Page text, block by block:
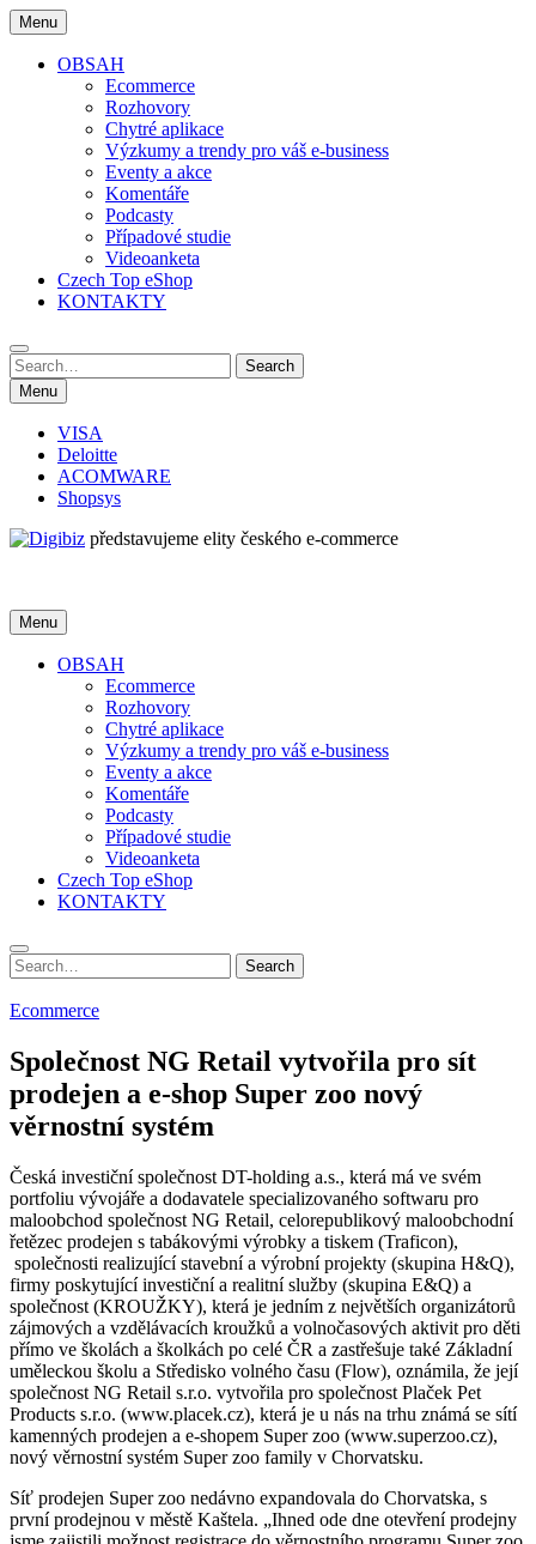
Skip
to
content
Menu
OBSAH
Ecommerce
Rozhovory
Chytré aplikace
Výzkumy a trendy pro váš e-business
Eventy a akce
Komentáře
Podcasty
Případové studie
Videoanketa
Czech Top eShop
KONTAKTY
Search
for:
Search
Menu
VISA
Deloitte
ACOMWARE
Shopsys
představujeme elity českého e-commerce
Menu
OBSAH
Ecommerce
Rozhovory
Chytré aplikace
Výzkumy a trendy pro váš e-business
Eventy a akce
Komentáře
Podcasty
Případové studie
Videoanketa
Czech Top eShop
KONTAKTY
Search
for:
Search
Ecommerce
Společnost NG Retail vytvořila pro sít
prodejen a e-shop Super zoo nový
věrnostní systém
Česká investiční společnost DT-holding a.s., která má ve svém
portfoliu vývojáře a dodavatele specializovaného softwaru pro
maloobchod společnost NG Retail, celorepublikový maloobchodní
řetězec prodejen s tabákovými výrobky a tiskem (Traficon),
společnosti realizující stavební a výrobní projekty (skupina H&Q),
firmy poskytující investiční a realitní služby (skupina E&Q) a
společnost (KROUŽKY), která je jedním z největších organizátorů
zájmových a vzdělávacích kroužků a volnočasových aktivit pro děti
přímo ve školách a školkách po celé ČR a zastřešuje také Základní
uměleckou školu a Středisko volného času (Flow), oznámila, že její
společnost NG Retail s.r.o. vytvořila pro společnost Plaček Pet
Products s.r.o. (www.placek.cz), která je u nás na trhu známá se sítí
kamenných prodejen a e-shopem Super zoo (www.superzoo.cz),
nový věrnostní systém Super zoo family v Chorvatsku.
Síť prodejen Super zoo nedávno expandovala do Chorvatska, s
první prodejnou v městě Kaštela. „Ihned ode dne otevření prodejny